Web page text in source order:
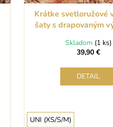
Krátke svetloružové
šaty s drapovaným
Skladom (1 ks)
39,90 €
DETAIL
UNI (XS/S/M)